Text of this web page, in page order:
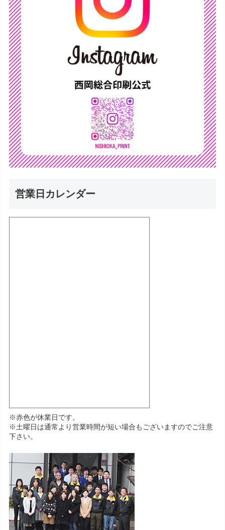
営業日カレンダー
※赤色が休業日です。
※土曜日は通常より営業時間が短い場合もございますのでご注意
下さい。